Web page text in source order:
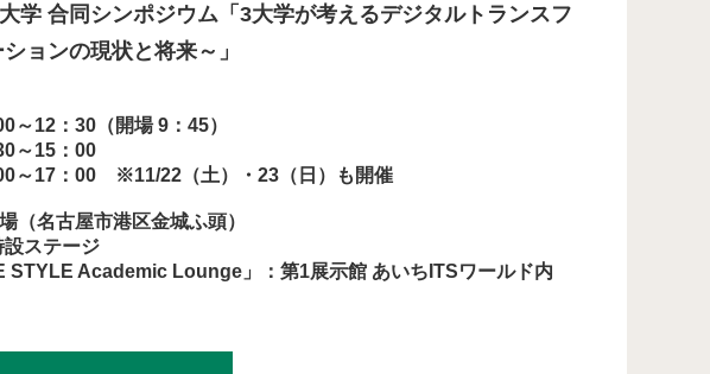
学 合同シンポジウム「3大学が考えるデジタルトランスフ
ョンの現状と将来～」
30（開場 9：45）
～15：00
～17：00 ※11/22（土）・23（日）も開催
（名古屋市港区金城ふ頭）
ステージ
Academic Lounge」：第1展示館 あいちITSワールド内